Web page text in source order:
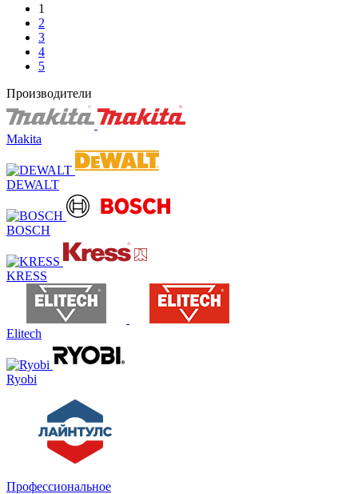
1
2
3
4
5
Производители
Makita
DEWALT
BOSCH
KRESS
Elitech
Ryobi
Профессиональное